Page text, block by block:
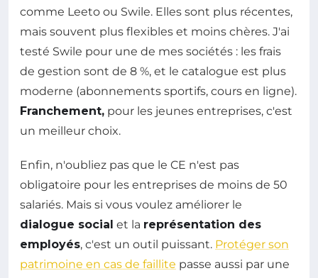
comme Leeto ou Swile. Elles sont plus récentes,
mais souvent plus flexibles et moins chères. J'ai
testé Swile pour une de mes sociétés : les frais
de gestion sont de 8 %, et le catalogue est plus
moderne (abonnements sportifs, cours en ligne).
Franchement, pour les jeunes entreprises, c'est
un meilleur choix.
Enfin, n'oubliez pas que le CE n'est pas
obligatoire pour les entreprises de moins de 50
salariés. Mais si vous voulez améliorer le
dialogue social et la représentation des
employés, c'est un outil puissant. Protéger son
patrimoine en cas de faillite passe aussi par une